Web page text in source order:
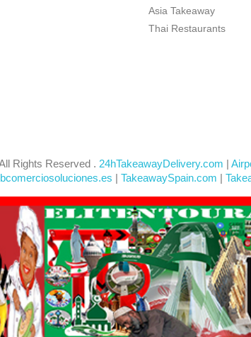
Asia Takeaway
Thai Restaurants
Rights Reserved . 24hTakeawayDelivery.com |
| TakeawaySpain.com |